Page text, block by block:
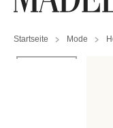
Startseite Mode